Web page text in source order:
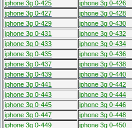
iphone 3g 0-425
iphone 3g 0-426
iphone 3g 0-427
iphone 3g 0-428
iphone 3g 0-429
iphone 3g 0-430
iphone 3g 0-431
iphone 3g 0-432
iphone 3g 0-433
iphone 3g 0-434
iphone 3g 0-435
iphone 3g 0-436
iphone 3g 0-437
iphone 3g 0-438
iphone 3g 0-439
iphone 3g 0-440
iphone 3g 0-441
iphone 3g 0-442
iphone 3g 0-443
iphone 3g 0-444
iphone 3g 0-445
iphone 3g 0-446
iphone 3g 0-447
iphone 3g 0-448
iphone 3g 0-449
iphone 3g 0-450